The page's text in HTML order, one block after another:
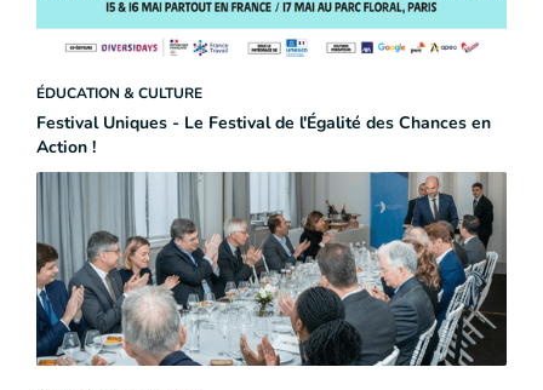
ÉDUCATION & CULTURE
Festival Uniques - Le Festival de l'Égalité des Chances en
Action !